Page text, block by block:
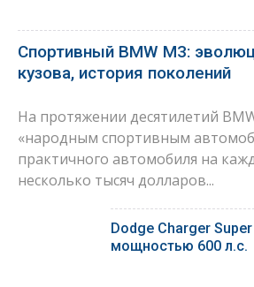
Спортивный BMW M3:
кузова, история поколений
На протяжении десятилетий
«народным спортивным
практичного автомобиля на
несколько тысяч долларов...
Dodge Charger
мощностью 600 л.с.